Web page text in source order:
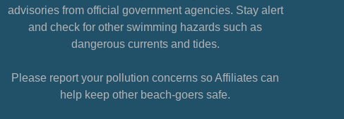
advisories from official government agencies. Stay alert
and check for other swimming hazards such as
dangerous currents and tides.
Please report your pollution concerns so Affiliates can
help keep other beach-goers safe.